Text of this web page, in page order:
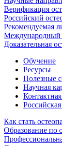
Верификация
Российский
Рекомендуемая
Международный
Доказательная
Обучение
Ресурсы
Полезные
Научная
Как стать
Образование по